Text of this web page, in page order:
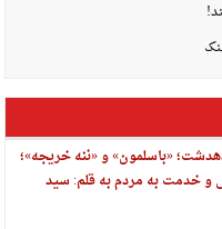
«باسلمون» و «ننه خریجه»؛
و خدمت به مردم به قلم: سید